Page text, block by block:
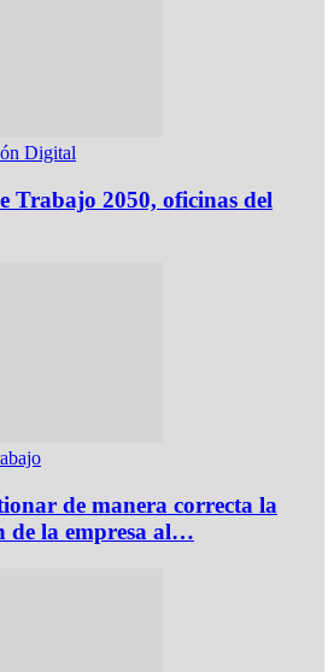
Digital
Trabajo 2050, oficinas del
de manera correcta la
de la empresa al…